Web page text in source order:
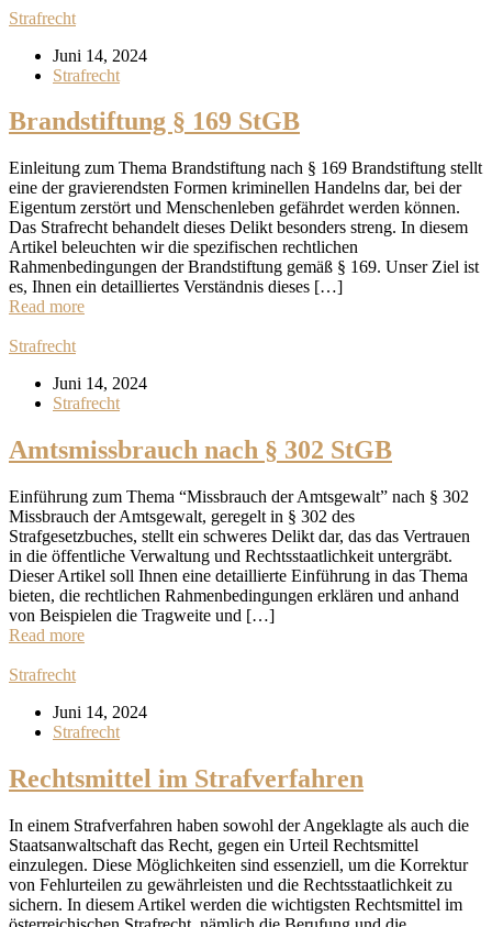
Strafrecht
Juni 14, 2024
Strafrecht
Brandstiftung § 169 StGB
Einleitung zum Thema Brandstiftung nach § 169 Brandstiftung stellt
eine der gravierendsten Formen kriminellen Handelns dar, bei der
Eigentum zerstört und Menschenleben gefährdet werden können.
Das Strafrecht behandelt dieses Delikt besonders streng. In diesem
Artikel beleuchten wir die spezifischen rechtlichen
Rahmenbedingungen der Brandstiftung gemäß § 169. Unser Ziel ist
es, Ihnen ein detailliertes Verständnis dieses […]
Read more
Strafrecht
Juni 14, 2024
Strafrecht
Amtsmissbrauch nach § 302 StGB
Einführung zum Thema “Missbrauch der Amtsgewalt” nach § 302
Missbrauch der Amtsgewalt, geregelt in § 302 des
Strafgesetzbuches, stellt ein schweres Delikt dar, das das Vertrauen
in die öffentliche Verwaltung und Rechtsstaatlichkeit untergräbt.
Dieser Artikel soll Ihnen eine detaillierte Einführung in das Thema
bieten, die rechtlichen Rahmenbedingungen erklären und anhand
von Beispielen die Tragweite und […]
Read more
Strafrecht
Juni 14, 2024
Strafrecht
Rechtsmittel im Strafverfahren
In einem Strafverfahren haben sowohl der Angeklagte als auch die
Staatsanwaltschaft das Recht, gegen ein Urteil Rechtsmittel
einzulegen. Diese Möglichkeiten sind essenziell, um die Korrektur
von Fehlurteilen zu gewährleisten und die Rechtsstaatlichkeit zu
sichern. In diesem Artikel werden die wichtigsten Rechtsmittel im